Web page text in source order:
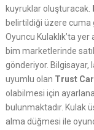
kuyruklar oluşturacak.
belirtildiği üzere cuma
Oyuncu Kulaklık’ta
bim marketlerinde
gönderiyor. Bilgisayar,
uyumlu olan Trust
olabilmesi için
bulunmaktadır. Kulak
alma düğmesi ile